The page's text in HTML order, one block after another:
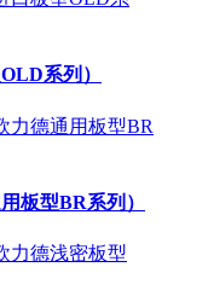
系列）
板型BR系列）